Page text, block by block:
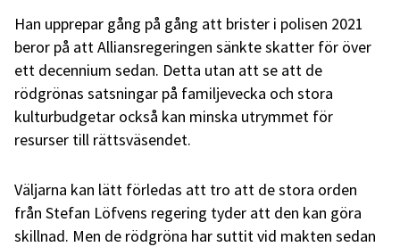
Han upprepar gång på gång att brister i polisen 2021
beror på att Alliansregeringen sänkte skatter för över
ett decennium sedan. Detta utan att se att de
rödgrönas satsningar på familjevecka och stora
kulturbudgetar också kan minska utrymmet för
resurser till rättsväsendet.
Väljarna kan lätt förledas att tro att de stora orden
från Stefan Löfvens regering tyder att den kan göra
skillnad. Men de rödgröna har suttit vid makten sedan